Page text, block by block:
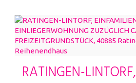
RATINGEN-LINTORF,